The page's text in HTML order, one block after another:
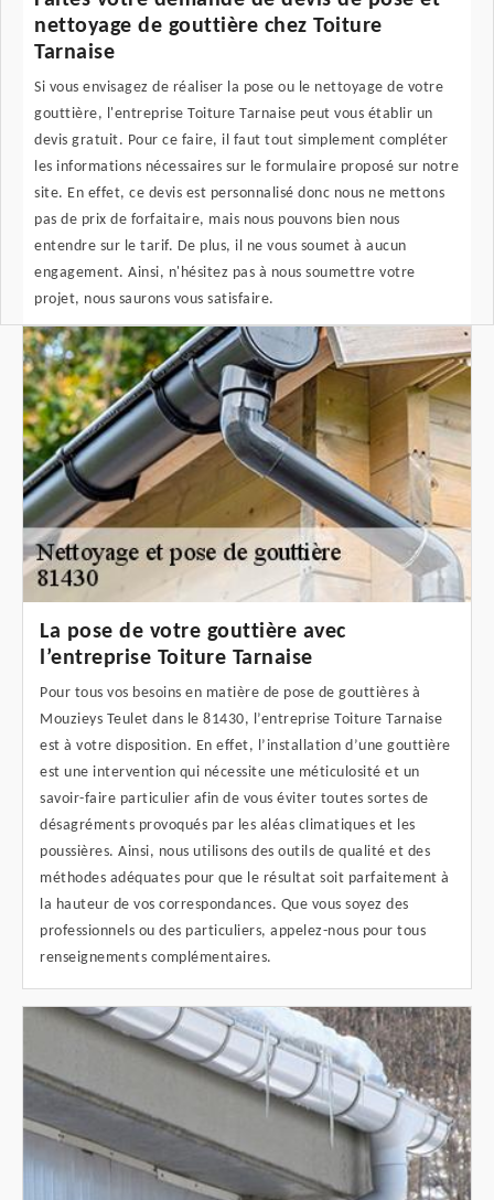
nettoyage de gouttière chez Toiture
Tarnaise
Si vous envisagez de réaliser la pose ou le nettoyage de votre
gouttière, l'entreprise Toiture Tarnaise peut vous établir un
devis gratuit. Pour ce faire, il faut tout simplement compléter
les informations nécessaires sur le formulaire proposé sur notre
site. En effet, ce devis est personnalisé donc nous ne mettons
pas de prix de forfaitaire, mais nous pouvons bien nous
entendre sur le tarif. De plus, il ne vous soumet à aucun
engagement. Ainsi, n'hésitez pas à nous soumettre votre
projet, nous saurons vous satisfaire.
La pose de votre gouttière avec
l’entreprise Toiture Tarnaise
Pour tous vos besoins en matière de pose de gouttières à
Mouzieys Teulet dans le 81430, l’entreprise Toiture Tarnaise
est à votre disposition. En effet, l’installation d’une gouttière
est une intervention qui nécessite une méticulosité et un
savoir-faire particulier afin de vous éviter toutes sortes de
désagréments provoqués par les aléas climatiques et les
poussières. Ainsi, nous utilisons des outils de qualité et des
méthodes adéquates pour que le résultat soit parfaitement à
la hauteur de vos correspondances. Que vous soyez des
professionnels ou des particuliers, appelez-nous pour tous
renseignements complémentaires.